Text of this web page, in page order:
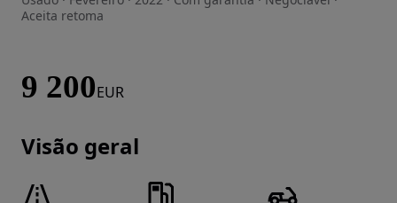
Aceita retoma
9 200EUR
Visão geral